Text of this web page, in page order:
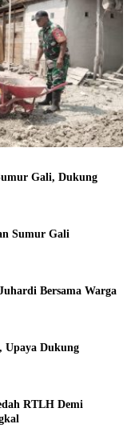
Gali, Dukung
Sumur Gali
Bersama Warga
Upaya Dukung
RTLH Demi